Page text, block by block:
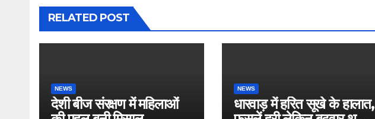
RELATED POST
NEWS
देशी बीज संरक्षण में महिलाओं
NEWS
धारवाड़ में हरित सूखे के हालात,